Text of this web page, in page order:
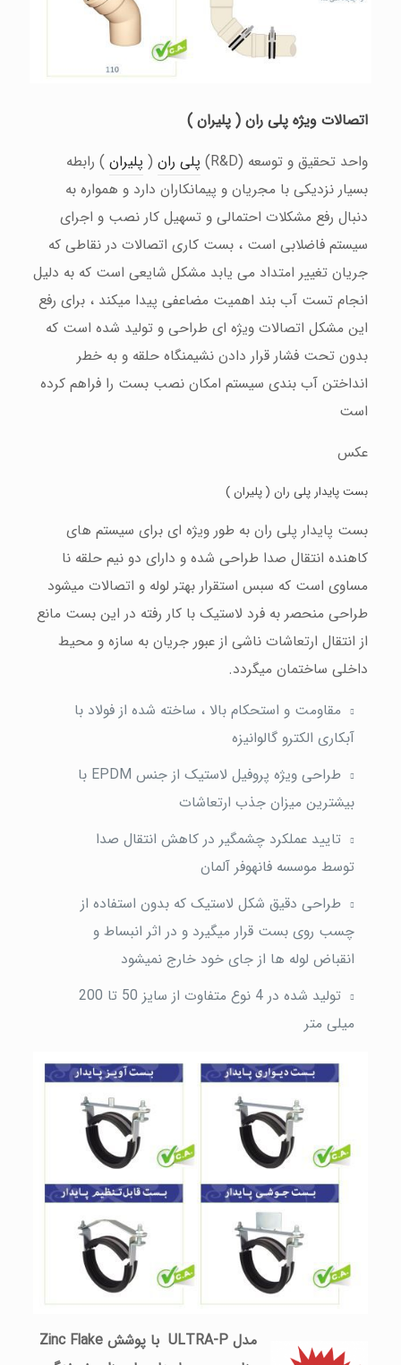
اتصالات ویژه پلی ران ( پلیران )
واحد تحقیق و توسعه (R&D) پلی ران( پلیران) رابطه
بسیار نزدیکی با مجریان و پیمانکاران دارد و همواره به
دنبال رفع مشکلات احتمالی و تسهیل کار نصب و اجرای
سیستم فاضلابی است ، بست کاری اتصالات در نقاطی که
جریان تغییر امتداد می یابد مشکل شایعی است که به دلیل
انجام تست آب بند اهمیت مضاعفی پیدا میکند ، برای رفع
این مشکل اتصالات ویژه ای طراحی و تولید شده است که
بدون تحت فشار قرار دادن نشیمنگاه حلقه و به خطر
انداختن آب بندی سیستم امکان نصب بست را فراهم کرده
است
عکس
بست پایدار پلی ران ( پلیران )
بست پایدار پلی ران به طور ویژه ای برای سیستم های
کاهنده انتقال صدا طراحی شده و دارای دو نیم حلقه نا
مساوی است که سبس استقرار بهتر لوله و اتصالات میشود
طراحی منحصر به فرد لاستیک با کار رفته در این بست مانع
از انتقال ارتعاشات ناشی از عبور جریان به سازه و محیط
داخلی ساختمان میگردد.
مقاومت و استحکام بالا ، ساخته شده از فولاد با
آبکاری الکترو گالوانیزه
طراحی ویژه پروفیل لاستیک از جنس EPDM با
بیشترین میزان جذب ارتعاشات
تایید عملکرد چشمگیر در کاهش انتقال صدا
توسط موسسه فانهوفر آلمان
طراحی دقیق شکل لاستیک که بدون استفاده از
چسب روی بست قرار میگیرد و در اثر انبساط و
انقباض لوله ها از جای خود خارج نمیشود
تولید شده در 4 نوع متفاوت از سایز 50 تا 200
میلی متر